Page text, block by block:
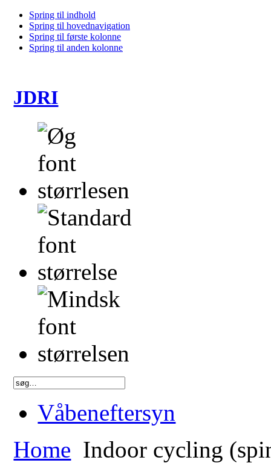
Spring til indhold
Spring til hovednavigation
Spring til første kolonne
Spring til anden kolonne
JDRI
Våbeneftersyn
Home Indoor cycling